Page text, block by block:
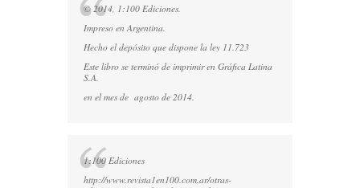
© 2014, 1:100 Ediciones.
Impreso en Argentina.
Hecho el depósito que dispone la ley 11.723
Este libro se terminó de imprimir en Gráfica Latina
S.A.
en el mes de agosto de 2014.
1:100 Ediciones
http://www.revista1en100.com.ar/otras-